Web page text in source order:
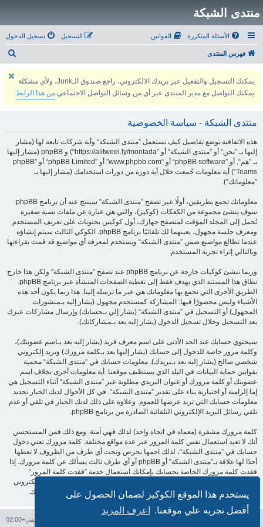
يستخدم هذا الموقع الكوكيز لضمان الحصول على
أفضل تجربه علي موقعنا.
اعرف المزيد
منتدى الشبكة
الأسئلة المتكررة القوانين تسجيل الدخول التسجيل
فهرس المنتدى
يمكنك التسجيل والتفعيل عبر بريدك الالكتروني، راجع صندوق الـJunk، ولأي مشكلة
يمكنك التواصل مع مدير المنتدى عبر أي من وسائل التواصل الاجتماعي من هذا الرابط.
منتدى الشبكة - سياسة الخصوصية
هذه الاتفاقية توضع تفاصيل كيف تستعمل ”منتدى الشبكة“ وأية شركات تابعة لها (مشار
إليها بـ ”نحن“ أو ”منتدى الشبكة“ أو ”https://alitweel.ly/montada“) و phpBB (مشار إليها
بـ ”هم“, أو ”phpBB software“ أو “www.phpbb.com” أو ”phpBB Limited“ أو ”phpBB
Teams“) أية معلومات جُمعت خلال أية دورة من دورات استخدامك (مشار إليها بـ
”معلوماتك“).
معلوماتك تجمع بطريقين، أولًا عبر تصفح ”منتدى الشبكة“ سينتج عنه أن برنامج phpBB
سوف ينشئ مجموعة من الكعكات (كوكيز)، والتي هي عبارة عن ملفات نصية صغيرة
تُحمل إلى المجلد المؤقت لمتصفح جهازك، أول كوكيين يحتويات على تعريف المستخدم
ومعرف جلسة مجهول، يعينهما لك تلقائيًا برنامج phpBB. الكوكي الثالث سيتم إنشاؤه
عندما تطالع مواضيع ضمن ”منتدى الشبكة“ ويستخدم لمعرفة أي مواضيع قد قمت بقراءتها
وبالتالي إثراء تجربة المستخدم.
وربما ننشئ كوكيات خارجة عن برنامج phpBB عند تصفح ”منتدى الشبكة“ ولكن هذا خارج
نطاق هذا المستند الذي يهدف فقط إلى تغطية الصفحات المنشأة عبر برنامج phpBB.
الطريق الأخرى التي نجمع بها معلوماتك هي عبر ما ترسله إلينا. هذا ربما يكون أحد هذه
الأشياء وليس محصورًا فيها: المشاركة كمستحدم مجهول (يشار إليه بـمنشورات
المجهول) أو التسجيل في ”منتدى الشبكة“ (يشار إلي بـحسابك) وإرسال مشاركات عبرك
بعد التسجيل وخلال تسجيل الدخول (يشار إليه بعد بـمشاركاتك).
سيحتوي حسابك عند الحد الأدنى على اسم معرف فريد (يشار إليه بعد بـاسم عضويتك)،
وكلمة مرور خاصة للدخول إلى حسابك (يشار إليها بعد بـكلمة مرورك) وبريد إلكتروني
شخصي صالح (يشار إليه بعد بـبريدك). معلومات حسابك في ”منتدى الشبكة“ محمية
بقوانين حماية البيانات في البلد الذي يستظيف موقعنا. أية معلومات أخرى بخلاف اسم
عضويتك أو كلمة مرورك أو عنوان البريدي مطلوبة عبر ”منتدى الشبكة“ أثناء التسجيل هي
إما إلزامية أو اختيارية بناء على تقدير ”منتدى الشبكة“. في كل الأحوال لديك الخيار تحديد
معلومات حسابك التي تريد عرضها للعموم. وعلاوة على ذلك لديك الخيار في تلقي أو عدم
تلقي رسائل البريد الإلكتروني التلقائية الصادرة من برنامج phpBB.
كلمة مرورك مشفرة (معماه في اتجاه واحد) لذلك فهي آمنة. ومع ذلك فمن المستحسن
أنك لا تعيد استعمال نفس كلمة المرور عبر عدة مواقع مختلفة. كلمة مرورك تعني دخول
حسابك في ”منتدى الشبكة“، لذلك احمها بحرص وتحت أي ظرف من الظروف لا تعطها
أحدًا لها علاقة بـ”منتدى الشبكة“ أو phpBB أو أي طرف ثالث يسألك عن كلمة مرورك. إذا
فقدت كلمة مرورك الخاصة بحسابك بإمكانك استعمال خدمة ”فقدت كلمة المرور“
المقدمة من برنامج phpBB. هذه العملية ستسألك عن اسم عضويتك وبريدك الإلكتروني
وبعد ذلك برنامج phpBB سينشئ لك كلمة مرور جديدة لكي تدخل بها إلى حسابك.
التوقيت العالمي+02:00